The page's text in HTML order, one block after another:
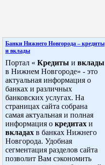
Банки Нижнего Новгорода – кредиты
и вклады
Портал « Кредиты и вклады
в Нижнем Новгороде» - это
актуальная информация о
банках и различных
банковских услугах. На
страницах сайта собрана
самая актуальная и полная
информация о кредитах и
вкладах в банках Нижнего
Новгорода. Удобная
сегментация разделов сайта
позволит Вам сэкономить